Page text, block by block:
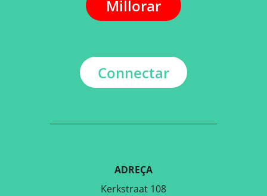
Millorar
Connectar
ADREÇA
Kerkstraat 108